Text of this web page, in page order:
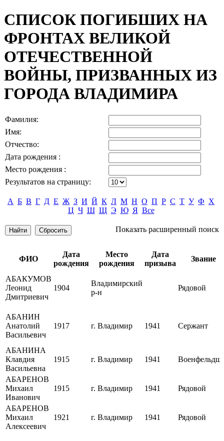
СПИСОК ПОГИБШИХ НА
ФРОНТАХ ВЕЛИКОЙ
ОТЕЧЕСТВЕННОЙ
ВОЙНЫ, ПРИЗВАННЫХ ИЗ
ГОРОДА ВЛАДИМИРА
Фамилия:
Имя:
Отчество:
Дата рождения :
Место рождения :
Результатов на страницу:
А Б В Г Д Е Ж З И Й К Л М Н О П Р С Т У Ф Х
Ц Ч Ш Щ Э Ю Я Все
Показать расширенный поиск
ФИО
Дата
рождения
Место
рождения
Дата
призыва
Звание
АБАКУМОВ
Леонид
Дмитриевич
1904
Владимирский
р-н
Рядовой
АБАНИН
Анатолий
Васильевич
1917 г. Владимир 1941 Сержант
АБАНИНА
Клавдия
Васильевна
1915 г. Владимир 1941
АБАРЕНОВ
Михаил
Иванович
1915 г. Владимир 1941 Рядовой
АБАРЕНОВ
Михаил
Алексеевич
1921 г. Владимир 1941 Рядовой